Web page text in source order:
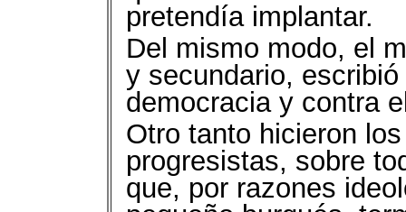
pretendía implantar.
Del mismo modo, el
y secundario,
democracia y contra
Otro tanto hicieron
progresistas, sobre
que, por razones